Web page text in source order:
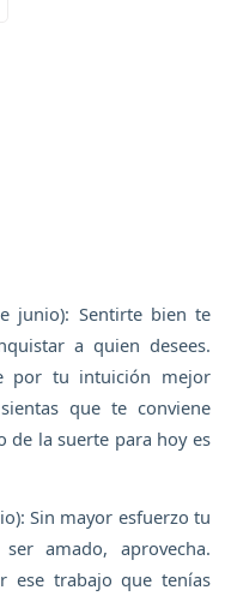
junio): Sentirte bien te
a quien desees.
por tu intuición mejor
que te conviene
de la suerte para hoy es
Sin mayor esfuerzo tu
amado, aprovecha.
ese trabajo que tenías